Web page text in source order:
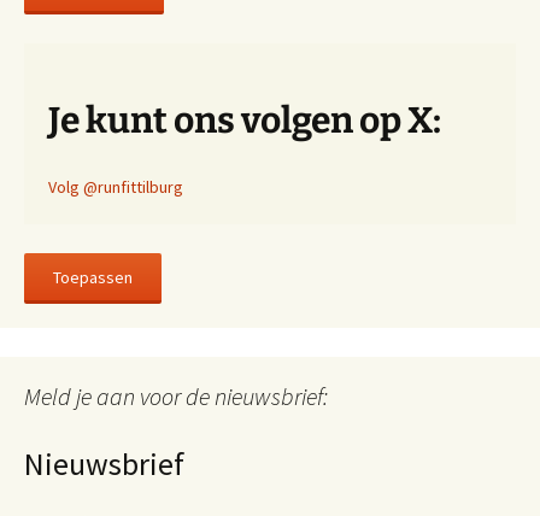
Je kunt ons volgen op X:
Volg @runfittilburg
Toepassen
Meld je aan voor de nieuwsbrief:
Nieuwsbrief